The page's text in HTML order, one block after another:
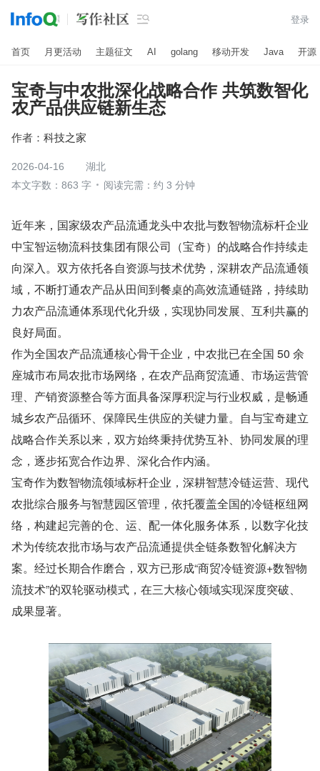
 登录
首页 月更活动 主题征文 AI golang 移动开发 Java 开源
宝奇与中农批深化战略合作 共筑数智化
农产品供应链新生态
作者： 科技之家
2026-04-16
湖北
本文字数：863 字
阅读完需：约 3 分钟
近年来，国家级农产品流通龙头中农批与数智物流标杆企业
中宝智运物流科技集团有限公司（宝奇）的战略合作持续走
向深入。双方依托各自资源与技术优势，深耕农产品流通领
域，不断打通农产品从田间到餐桌的高效流通链路，持续助
力农产品流通体系现代化升级，实现协同发展、互利共赢的
良好局面。
作为全国农产品流通核心骨干企业，中农批已在全国 50 余
座城市布局农批市场网络，在农产品商贸流通、市场运营管
理、产销资源整合等方面具备深厚积淀与行业权威，是畅通
城乡农产品循环、保障民生供应的关键力量。自与宝奇建立
战略合作关系以来，双方始终秉持优势互补、协同发展的理
念，逐步拓宽合作边界、深化合作内涵。
宝奇作为数智物流领域标杆企业，深耕智慧冷链运营、现代
农批综合服务与智慧园区管理，依托覆盖全国的冷链枢纽网
络，构建起完善的仓、运、配一体化服务体系，以数字化技
术为传统农批市场与农产品流通提供全链条数智化解决方
案。经过长期合作磨合，双方已形成“商贸冷链资源+数智物
流技术”的双轮驱动模式，在三大核心领域实现深度突破、
成果显著。